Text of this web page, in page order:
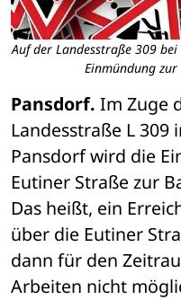
Auf der Landesstraße 309
Einmündung
Pansdorf. Im Zuge
Landesstraße L
Pansdorf wird die
Eutiner Straße zur
Das heißt, ein
über die Eutiner
dann für den
Arbeiten nicht